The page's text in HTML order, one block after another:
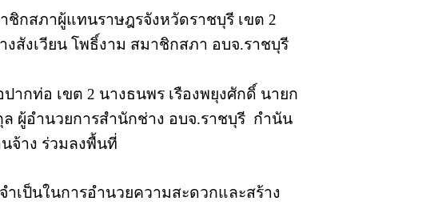
กสภาผู้แทนราษฎรจังหวัดราชบุรี เขต 2
งสังเวียน โพธิ์งาม สมาชิกสภา อบจ.ราชบุรี
กท่อ เขต 2 นางธนพร เรืองพยุงศักดิ์ นายก
ผู้อำนวยการสำนักช่าง อบจ.ราชบุรี กำนัน
จ้าง ร่วมลงพื้นที่
เป็นในการอำนวยความสะดวกและสร้าง